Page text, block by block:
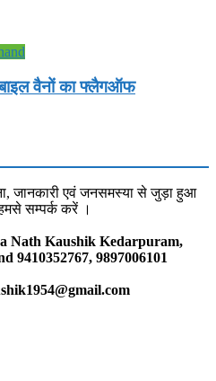
वैनों का फ्लैगऑफ
जानकारी एवं जनसमस्या से जुड़ा हुआ
सम्पर्क करें ।
Nath Kaushik Kedarpuram,
9410352767, 9897006101